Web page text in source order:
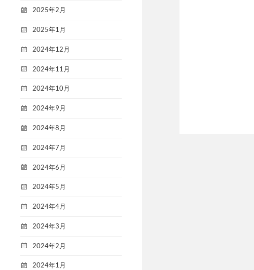
2025年2月
2025年1月
2024年12月
2024年11月
2024年10月
2024年9月
2024年8月
2024年7月
2024年6月
2024年5月
2024年4月
2024年3月
2024年2月
2024年1月